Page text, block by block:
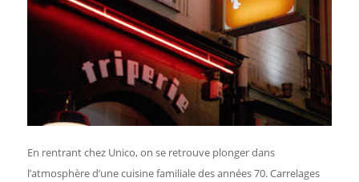
En rentrant chez Unico, on se retrouve plonger dans
l’atmosphère d’une cuisine familiale des années 70. Carrelages